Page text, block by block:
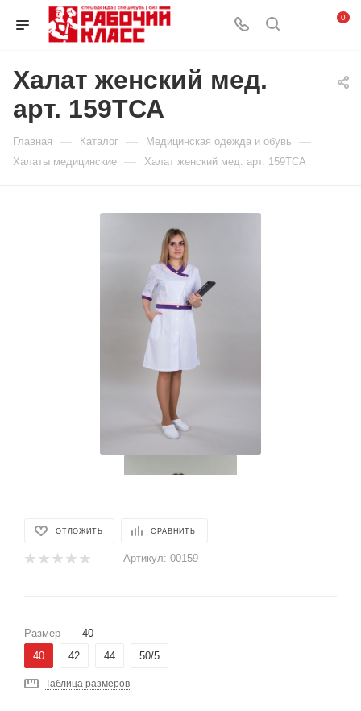
0
Халат женский мед.
арт. 159ТСА
Главная — Каталог — Медицинская одежда и обувь —
Халаты медицинские — Халат женский мед. арт. 159ТСА
ОТЛОЖИТЬ СРАВНИТЬ
Артикул: 00159
Размер — 40
40
42 44 50/5
Таблица размеров